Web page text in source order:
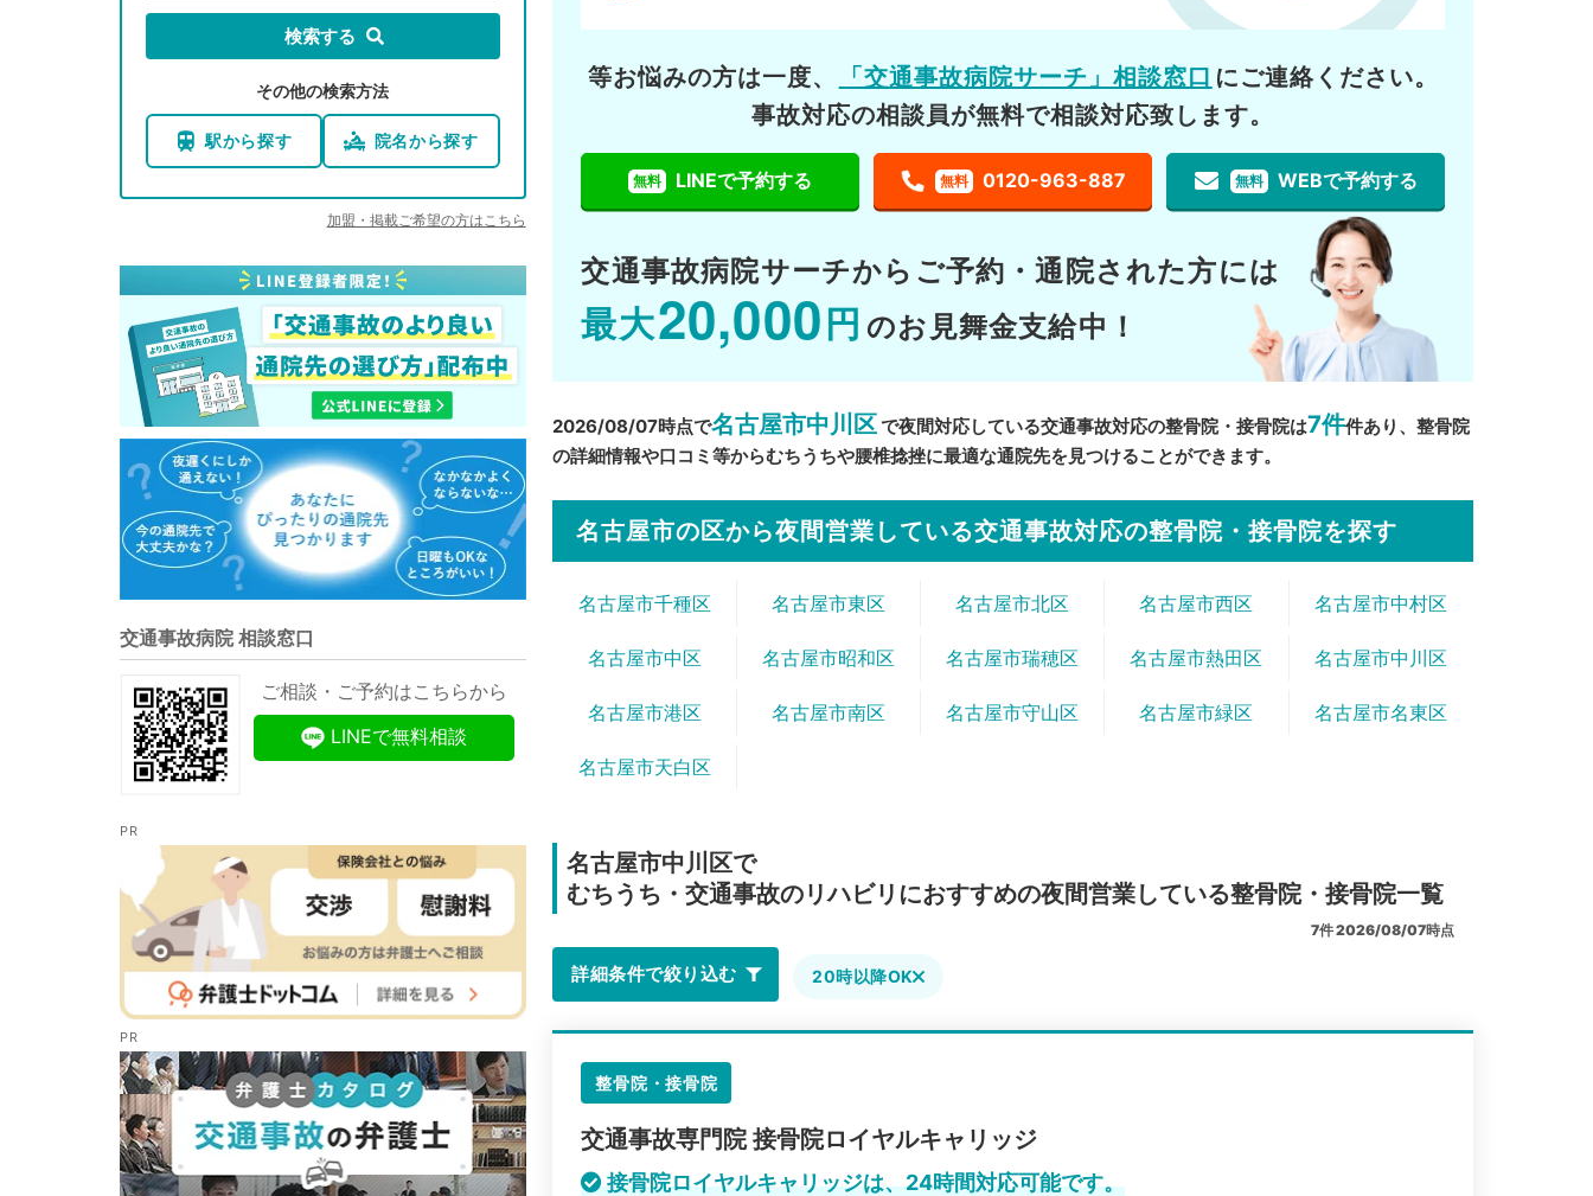
検索する
その他の検索方法
駅から探す 院名から探す
加盟・掲載ご希望の方はこちら
交通事故病院 相談窓口
ご相談・ご予約はこちらから
LINEで無料相談
等お悩みの方は一度、 「交通事故病院サーチ」相談窓口 にご連絡ください。
事故対応の相談員が無料で相談対応致します。
無料 LINEで予約する 無料 0120-963-887 無料 WEBで予約する
交通事故病院サーチから ご予約・通院された方には
最大20,000 円 のお見舞金支給中！
2026/08/07時点で名古屋市中川区で夜間対応している交通事故対応の整骨院・接骨院は7件件あり、整骨院
の詳細情報や口コミ等からむちうちや腰椎捻挫に最適な通院先を見つけることができます。
名古屋市の区から夜間営業している交通事故対応の整骨院・接骨院を探す
名古屋市千種区 名古屋市東区 名古屋市北区 名古屋市西区 名古屋市中村区
名古屋市中区 名古屋市昭和区 名古屋市瑞穂区 名古屋市熱田区 名古屋市中川区
名古屋市港区 名古屋市南区 名古屋市守山区 名古屋市緑区 名古屋市名東区
名古屋市天白区
名古屋市中川区で
むちうち・交通事故のリハビリにおすすめの夜間営業している整骨院・接骨院一覧
7件2026/08/07時点
詳細条件で絞り込む 20時以降OK
整骨院・接骨院
交通事故専門院 接骨院ロイヤルキャリッジ
接骨院ロイヤルキャリッジは、24時間対応可能です。